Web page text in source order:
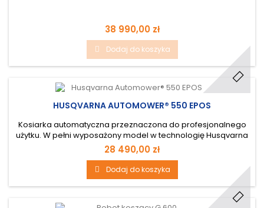
38 990,00 zł
Dodaj do koszyka
HUSQVARNA AUTOMOWER® 550 EPOS
Kosiarka automatyczna przeznaczona do profesjonalnego
użytku. W pełni wyposażony model w technologię Husqvarna
EPOS z prowadzeniem przez ścieżki transportowei, AppDrive i
precyzyjne zarządzanie obszarem.
28 490,00 zł
Dodaj do koszyka